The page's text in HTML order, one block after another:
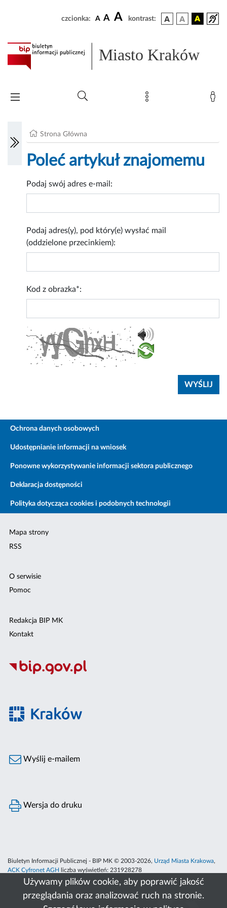
Używamy plików cookie, aby poprawić jakość
przeglądania oraz analizować ruch na stronie.
czcionka: A A A kontrast:
Miasto Kraków
Strona Główna
Poleć artykuł znajomemu
Podaj swój adres e-mail:
Podaj adres(y), pod który(e) wysłać mail
(oddzielone przecinkiem):
Kod z obrazka*:
Ochrona danych osobowych
Udostępnianie informacji na wniosek
Ponowne wykorzystywanie informacji sektora publicznego
Deklaracja dostępności
Polityka dotycząca cookies i podobnych technologii
Mapa strony
RSS
O serwisie
Pomoc
Redakcja BIP MK
Kontakt
Wyślij e-mailem
Wersja do druku
Biuletyn Informacji Publicznej - BIP MK © 2003-2026, Urząd Miasta Krakowa,
ACK Cyfronet AGH
liczba wyświetleń: 231928278